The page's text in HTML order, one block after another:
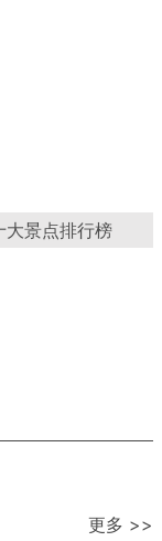
合的成功样本
更多 >>